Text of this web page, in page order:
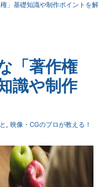
」基礎知識や制作ポイントを解
「著作権
識や制作
, 映像・CGのプロが教える！